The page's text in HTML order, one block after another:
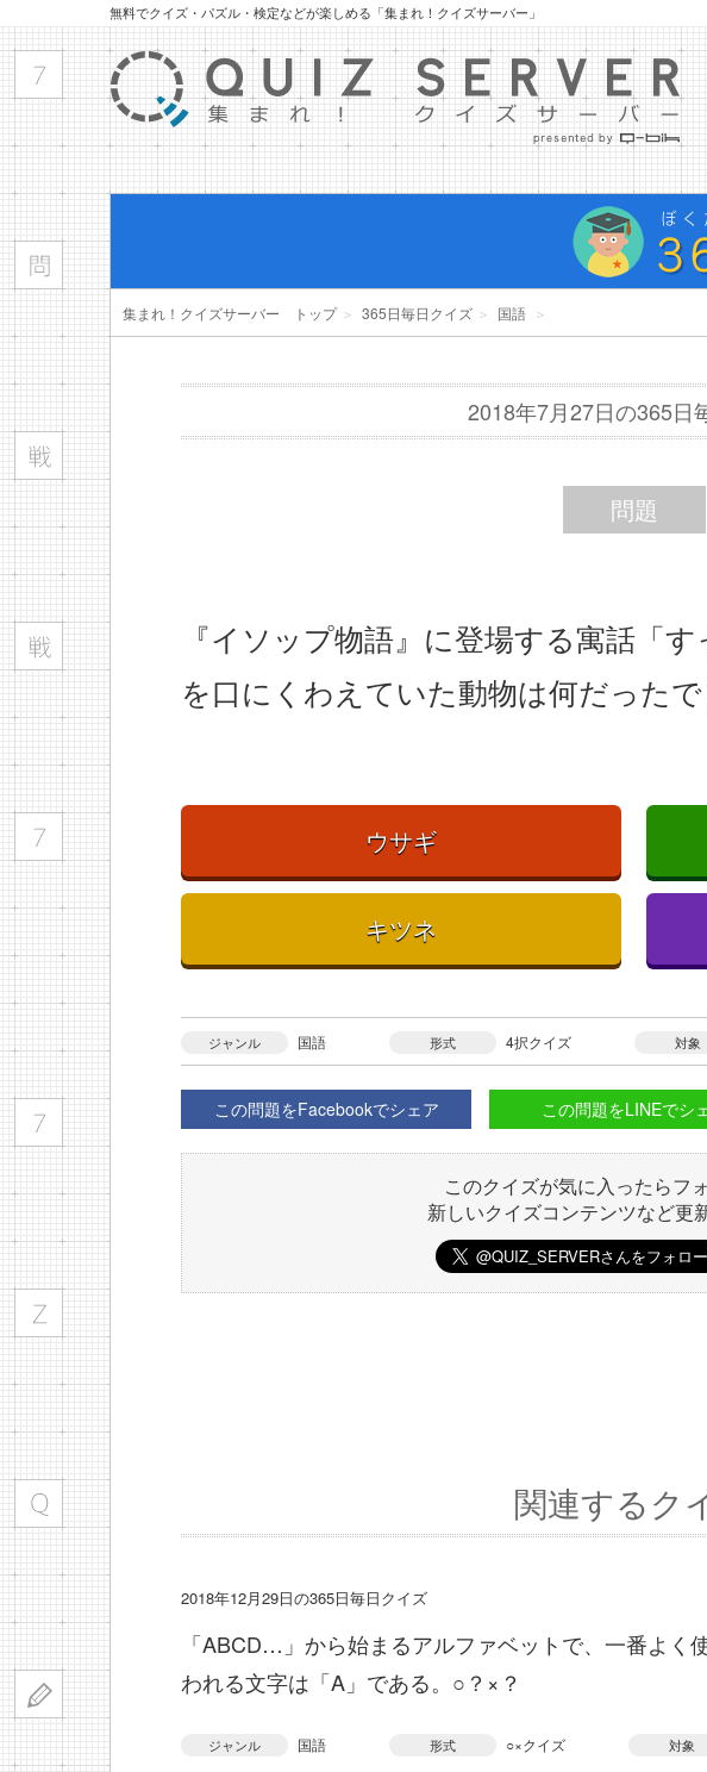
無料でクイズ・パズル・検定などが楽しめる「集まれ！クイズサーバー」
集まれ！クイズサーバー トップ＞ 365日毎日クイズ ＞ 国語 ＞
2018年7月27日の365日
問題
『イソップ物語』に登場する寓話「
を口にくわえていた動物は何だった
ウサギ
キツネ
ジャンル 国語 形式 4択クイズ 対象
この問題をFacebookでシェア この問題をLINEでシ
このクイズが気に入ったらフ
新しいクイズコンテンツなど更
関連するク
2018年12月29日の365日毎日クイズ
「ABCD…」から始まるアルファベットで、一番よく
われる文字は「A」である。○？×？
ジャンル 国語 形式 ○×クイズ 対象